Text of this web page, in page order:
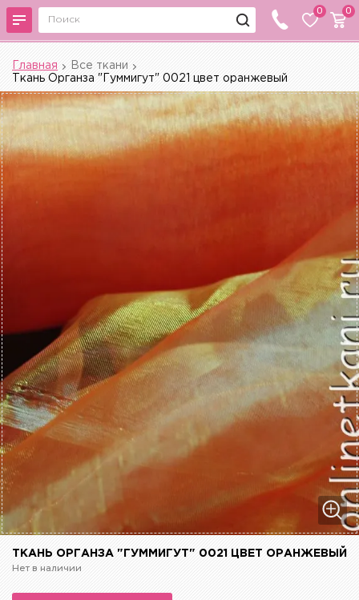
0 0
Главная
Все ткани
Ткань Органза "Гуммигут" 0021 цвет оранжевый
ТКАНЬ ОРГАНЗА "ГУММИГУТ" 0021 ЦВЕТ ОРАНЖЕВЫЙ
Нет в наличии